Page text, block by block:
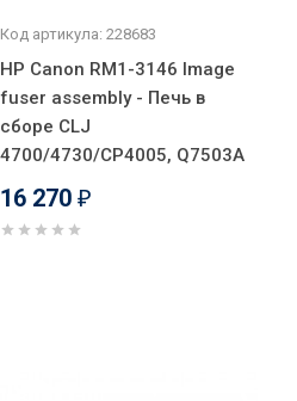
Код артикула: 228683
HP Canon RM1-3146 Image
fuser assembly - Печь в
сборе CLJ
4700/4730/CP4005, Q7503A
16 270 ₽